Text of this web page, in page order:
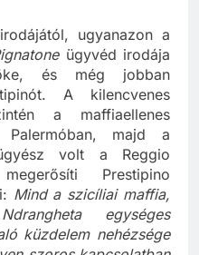
ugyanazon a
ügyvéd irodája
és még jobban
A kilencvenes
a maffiaellenes
Palermóban, majd a
volt a Reggio
Prestipino
Mind a szicíliai maffia,
egységes
küzdelem nehézsége